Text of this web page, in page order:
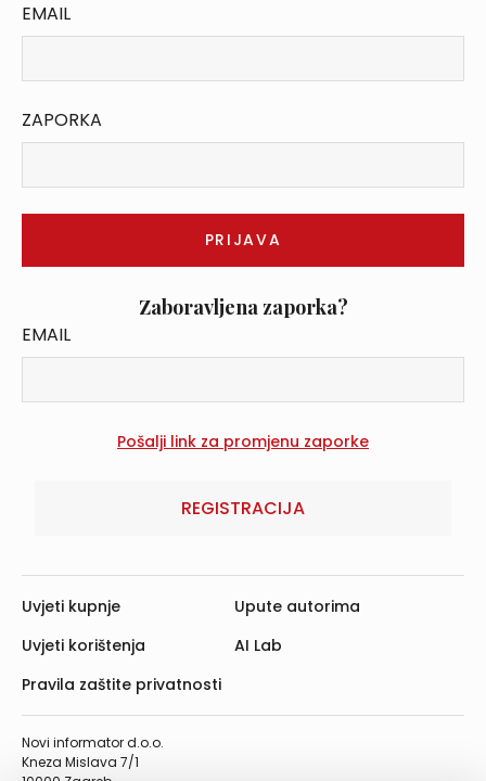
EMAIL
ZAPORKA
Zaboravljena zaporka?
EMAIL
REGISTRACIJA
Novi informator d.o.o.
Kneza Mislava 7/1
Uvjeti kupnje
Uvjeti korištenja
Pravila zaštite privatnosti
Upute autorima
AI Lab